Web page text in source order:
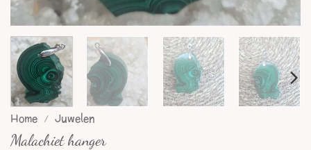
Home / Juwelen
Malachiet hanger